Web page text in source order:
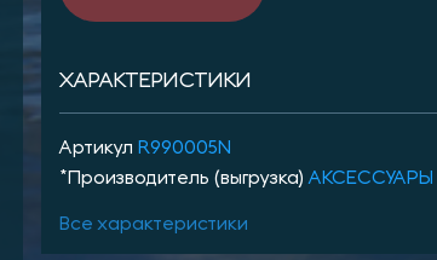
ХАРАКТЕРИСТИКИ
Артикул R990005N
*Производитель (выгрузка)
Все характеристики